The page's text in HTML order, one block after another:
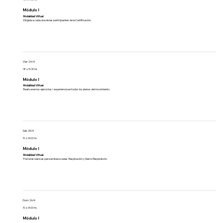
Módulo I
Modalidad Virtual
Dirigida a cada una de las participantes de la Certificación.
18 a 19.30 hs
Vier 24/4
Módulo I
Modalidad Virtual
Realizaremos ejercicios/ experiencia en todos los planos del movimiento.
10 a 14.00 hs
Sáb 25/4
Módulo I
Modalidad Virtual
Posturas básicas para embarazadas. Respiración y Gesto Respiratorio
10 a 14.00 hs
Dom 26/4
Módulo I